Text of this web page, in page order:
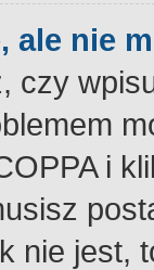
ale nie
czy
i
nie jest,